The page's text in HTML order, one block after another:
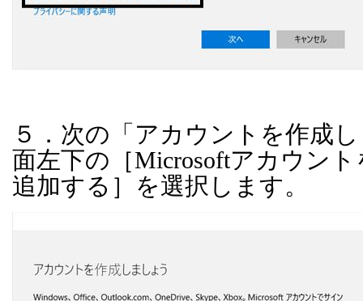
５．次の「アカウントを作成
面左下の［Microsoftアカウント
追加する］を選択します。